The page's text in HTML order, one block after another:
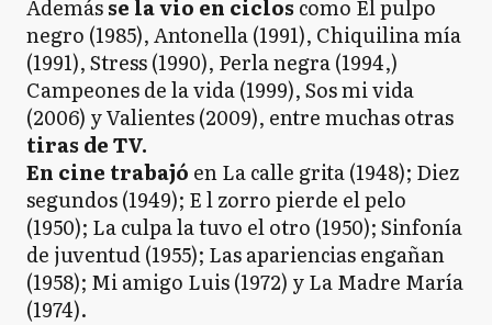
Ademásse la vio en ciclos como El pulpo
negro (1985), Antonella (1991), Chiquilina mía
(1991), Stress (1990), Perla negra (1994,)
Campeones de la vida (1999), Sos mi vida
(2006) y Valientes (2009), entre muchas otras
tiras de TV.
En cine trabajó en La calle grita (1948); Diez
segundos (1949); E l zorro pierde el pelo
(1950); La culpa la tuvo el otro (1950); Sinfonía
de juventud (1955); Las apariencias engañan
(1958); Mi amigo Luis (1972) y La Madre María
(1974).